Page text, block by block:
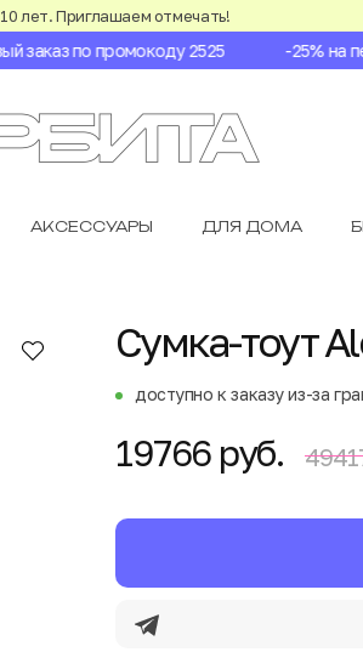
лет. Приглашаем отмечать!
заказ по промокоду 2525 -25% на
АКСЕССУАРЫ ДЛЯ ДОМА
Сумка-тоут
доступно к заказу из-за
19766 руб.